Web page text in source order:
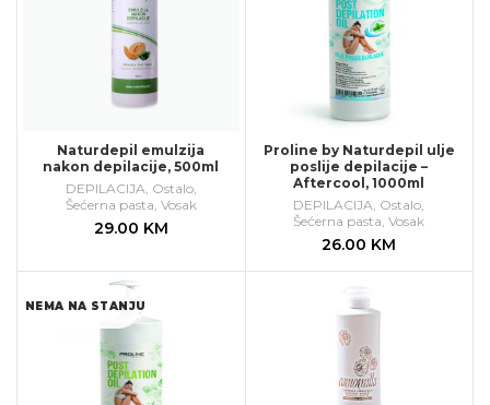
Naturdepil emulzija
nakon depilacije, 500ml
DEPILACIJA Ostalo,
Šećerna pasta Vosak
29.00 KM
Proline by Naturdepil ulje
poslije depilacije –
Aftercool, 1000ml
DEPILACIJA Ostalo
Šećerna pasta ,Vosak
26.00 KM
NEMA NA STANJU